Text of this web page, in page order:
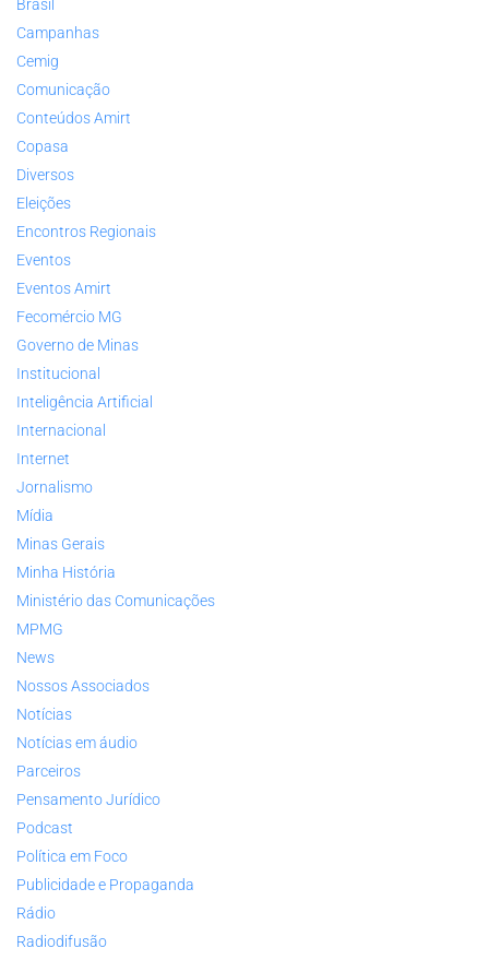
Brasil
Campanhas
Cemig
Comunicação
Conteúdos Amirt
Copasa
Diversos
Eleições
Encontros Regionais
Eventos
Eventos Amirt
Fecomércio MG
Governo de Minas
Institucional
Inteligência Artificial
Internacional
Internet
Jornalismo
Mídia
Minas Gerais
Minha História
Ministério das Comunicações
MPMG
News
Nossos Associados
Notícias
Notícias em áudio
Parceiros
Pensamento Jurídico
Podcast
Política em Foco
Publicidade e Propaganda
Rádio
Radiodifusão